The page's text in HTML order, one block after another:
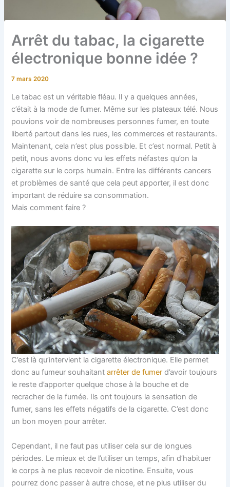
Arrêt du tabac, la cigarette
électronique bonne idée ?
7 mars 2020
Le tabac est un véritable fléau. Il y a quelques années,
c’était à la mode de fumer. Même sur les plateaux télé. Nous
pouvions voir de nombreuses personnes fumer, en toute
liberté partout dans les rues, les commerces et restaurants.
Maintenant, cela n’est plus possible. Et c’est normal. Petit à
petit, nous avons donc vu les effets néfastes qu’on la
cigarette sur le corps humain. Entre les différents cancers
et problèmes de santé que cela peut apporter, il est donc
important de réduire sa consommation.
Mais comment faire ?
C’est là qu’intervient la cigarette électronique. Elle permet
donc au fumeur souhaitantarrêter de fumer d’avoir toujours
le reste d’apporter quelque chose à la bouche et de
recracher de la fumée. Ils ont toujours la sensation de
fumer, sans les effets négatifs de la cigarette. C’est donc
un bon moyen pour arrêter.
Cependant, il ne faut pas utiliser cela sur de longues
périodes. Le mieux et de l’utiliser un temps, afin d’habituer
le corps à ne plus recevoir de nicotine. Ensuite, vous
pourrez donc passer à autre chose, et ne plus utiliser du